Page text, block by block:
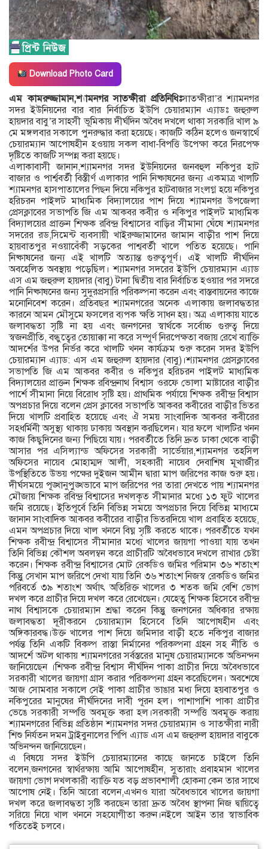
Download Photo Card
এম কামরুজ্জামান,শ্যামনগর সাতক্ষীরা প্রতিনিধিঃসাতক্ষীরা’র শ্যামনগর
সদর ইউনিয়নের বার বার নির্বাচিত ইউপি চেয়ারম্যান এ্যাডঃ জহুরুল
হায়দার বাবু’র সাহসী ভূমিকায় দীর্ঘদিন অবৈধ দখলে থাকা সরকারি খাল ৯
মে মঙ্গলবার সকালে পুনরুদ্ধার করা হয়েছে। কাজটি কঠিন হলেও জনস্বার্থে
চেয়ারম্যান আপোষহীন হওয়ায় সকল বাধা-বিপত্তি উপেক্ষা করে নিরপেক্ষ
দৃষ্টিতে কাজটি সম্পন্ন করা হয়ছে।
এলাকাবাসী জানান,শ্যামনগর সদর ইউনিয়নের জনবহুল নকিপুর হাট
বাজার ও পার্শ্ববর্তী বিস্তীর্ণ এলাকার পানি নিষ্কাষনের জন্য একমাত্র খালটি
শ্যামনগর হাসপাতালের পিছন দিয়ে নকিপুর হাটবাজার সংলগ্ন হয়ে নকিপুর
হরিচরন পাইলট মাধ্যমিক বিদ্যালয়ের পাশ দিয়ে শ্যামনগর উপজেলা
প্রেসক্লাবের সভাপতি জি এম আকবর কবীর ও নকিপুর পাইলট মাধ্যমিক
বিদ্যালয়ের প্রাক্তন শিক্ষক রবিন্দ্র বিশ্বাসের বাড়ির সীমানা ঘেঁষে শ্যামনগর
সদরের রড,সিমেন্ট ব্যবসায়ী খাইরুজ্জামানের জামান বাড়ীর পাশ দিয়ে
হায়বাতপুর নওয়াবেঁকী সড়কের পাশ্ববর্তী খালে পতিত হয়েছে। পানি
নিষ্কাষনের জন্য এই খালটি অত্যান্ত গুরুত্বপূর্ণ। এই খালটি দীর্ঘদিন
অবহেলিত অবস্থায় পড়েছিল। শ্যামনগর সদরের ইউপি চেয়ারম্যান এ্যাড
এস এম জহুরুল হায়দার (বাবু) টানা দ্বিতীয় বার নির্বাচিত হওয়ার পর সদরে
পানি নিষ্কাষনের জন্য সুদুরপ্রসারি পরিকল্পনা করেন এবং বাস্তবায়নের কাজে
মনোনিবেশ করেন। প্রতিবছর শ্যামনগরের অনেক এলাকায় জলাবদ্ধতার
কারনে আমন মৌসুমে ফসলের ব্যপক ক্ষতি সাধন হয়। অত্র এলাকায় যাতে
জলাবদ্ধতা সৃষ্টি না হয় এবং জনগনের স্বার্থকে সর্বোচ্চ গুরুত্ব দিয়ে
স্বজনপ্রীতি, বন্ধুত্বের তোয়াক্কা না করে সম্পূর্ণ নিরপেক্ষতা বজায় রেখে ব্যাক্তি
আদর্শের উপর নির্ভর করে খালটি খনন কার্যক্রম শুরু করেন সদর ইউপি
চেয়ারম্যান এ্যাড: এস এম জহুরুল হায়দার (বাবু)।শ্যামনগর প্রেসক্লাবের
সভাপতি জি এম আকবর কবীর ও নকিপুর হরিচরন পাইলট মাধ্যমিক
বিদ্যালয়ের প্রাক্তন শিক্ষক রবিন্দ্রনাথ বিশ্বাস ওরফে ভোলা মাষ্টারের বাড়ীর
পার্শে সীমানা নিয়ে বিরোধ সৃষ্টি হয়। প্রাথমিক পর্যায়ে শিক্ষক রবীন্দ্র বিশ্বাস
অপপ্রচার দিয়ে বলেন প্রেস ক্লাবের সভাপতি আকবর কবীরের বাড়ীর ভিতর
দিয়ে খালটি প্রবাহিত হয়েছে এবং ঐ সময় সাংবাদিক আকবর কবীরের
সহধর্মিনী অসুস্থ্য থাকায় ঢাকায় অবস্থান করছিলেন। যার ফলে খালটির খনন
কাজ কিছুদিনের জন্য পিছিয়ে যায়। পরবর্তীতে তিনি দ্রুত ঢাকা থেকে বাড়ী
আসার পর এসিল্যান্ড অফিসের সরকারী সার্ভেয়ার,শ্যামনগর তহসিল
অফিসের নায়েব মোহাম্মদ আলী, সহকারী নায়েব দেবাশিষ মূখার্জীর
উপস্থিতিতে উভয় পক্ষের দুইজন আমীন দ্বারা মাপ জরিপের কাজ শুরু হয়।
দীর্ঘসময়ে পূঙ্খানুপুঙ্খভাবে মাপ জরিপের পর তারা দেখতে পায় শ্যামনগর
মৌজায় শিক্ষক রবিন্দ্র বিশ্বাসের দখলকৃত সীমানার মধ্যে ১৩ ফুট খালের
জমি রয়েছে। ইতিপূর্বে তিনি বিভিন্ন সময়ে অপপ্রচার দিয়ে বিভিন্ন মাধ্যমে
জানান সাংবাদিক আকবর কবীরের বাড়ীর ভিতরদিয়ে খাল প্রবাহিত হয়েছে,
এমন অপপ্রচার দিয়ে খাল খননে বিঘ্ন সৃষ্টি করতে থাকে। পরবর্তীতে যখন
শিক্ষক রবীন্দ্র বিশ্বাসের সীমানার মধ্যে খালের জায়গা পাওয়া যায় তখন
তিনি বিভিন্ন কৌশল অবলম্বন করে প্রাচীরটি অবৈধভাবে দখলে রাখার চেষ্টা
করেন। শিক্ষক রবীন্দ্র বিশ্বাসের মোট রেকডিও জমির পরিমান ৩৬ শতাংশ
কিন্তুু সেখান মাপ জরিপে দেখা যায় তিনি ৩৬ শতাংশ নিজস্ব রেকডিও জমির
পরিবর্তে ৩৯ শতাংশ অর্থাৎ অতিরিক্ত খালের ৩ শতক জমি বেশি ভোগ
দখল করে প্রাচীর দিয়ে দখল করে রেখেছেন। যেহেতু শিক্ষক হিসেবে রবীন্দ্র
নাথ বিশ্বাসকে চেয়ারম্যান শ্রদ্ধা করেন কিন্তুু জনগনের অধিকার রক্ষায়
জলাবদ্ধতা দূরীকরনে চেয়ারম্যান হিসেবে তিনি আপোষহীন এবং
অঙ্গিকারবদ্ধ।উক্ত খালের পাশ দিয়ে জমিদার বাড়ী হতে নকিপুর বাজার
পর্যন্ত তিনি একটি বিকল্প রাস্তা নির্মানের পরিকল্পনা গ্রহন সহ নীতি ও
আদর্শে অটল থাকায় শ্যামনগরের সর্বস্তরের মানুষ চেয়ারম্যানকে অভিনন্দন
জানিয়েছেন ।শিক্ষক রবীন্দ্র বিশ্বাস দীর্ঘদিন পাকা প্রাচীর দিয়ে অবৈধভাবে
সরকারী খালের জায়গা গ্রাস করার পরিকল্পনা গ্রহন করেছিলেন। অবশেষে
আজ সোমবার সকালে সেই পাকা প্রাচীর ভাঙার মধ্য দিয়ে হয়বাতপুর ও
নকিপুরের মানুষের দীর্ঘদিনের দাবী পূরন হল। পাশাপাশি পাকা প্রাচীর
ভেঙে সরকারী সম্পত্তি অবমূক্ত করা হল।সরকারী সম্পত্তি অবমূক্ত করায়
শ্যামনগরের বিভিন্ন প্রতিষ্ঠান শ্যামনগর সদর চেয়ারম্যান ও সাতক্ষীরা নারী
শিশু নির্যতন দমন ট্রাইবুনালের পিপি এ্যাড এস এম জহুরুল হায়দার বাবুকে
অভিনন্দন জানিয়েছেন।
এ বিষয়ে সদর ইউপি চেয়ারম্যানের কাছে জানতে চাইলে তিনি
বলেন,জনগনের স্বার্থরক্ষায় আমি আপোষহীন, সুতারাং প্রবাহমান খালের
জায়গা ভোগ দখলকারী ব্যাক্তি যত বড় প্রভাবশালী হোকনা কেন তার সাথে
আপোষ নেই। তিনি আরো বলেন,এখনও যারা অবৈধভাবে খালের জায়গা
দখল করে জলাবদ্ধতা সৃষ্টি করছেন তারা দ্রুত অবৈধ স্থাপনা নিজ দ্বায়িত্বে
সরিয়ে নিয়ে খাল খননে সহযোগীতা করুন।নইলে আইন তার স্বাভাবিক
গতিতেই চলবে।